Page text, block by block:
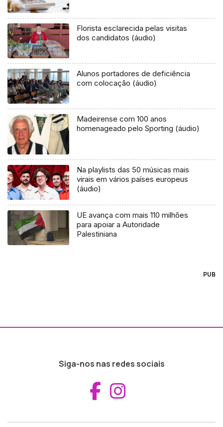
Florista esclarecida pelas visitas
dos candidatos (áudio)
Alunos portadores de deficiência
com colocação (áudio)
Madeirense com 100 anos
homenageado pelo Sporting (áudio)
Na playlists das 50 músicas mais
virais em vários países europeus
(áudio)
UE avança com mais 110 milhões
para apoiar a Autoridade
Palestiniana
PUB
Siga-nos nas redes sociais
Aceder ao